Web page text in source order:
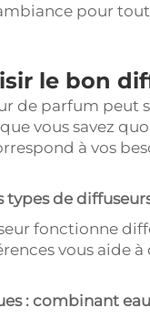
pour
le bon
de parfum peut
vous savez
à vos
types de
fonctionne
vous aide
: combinant